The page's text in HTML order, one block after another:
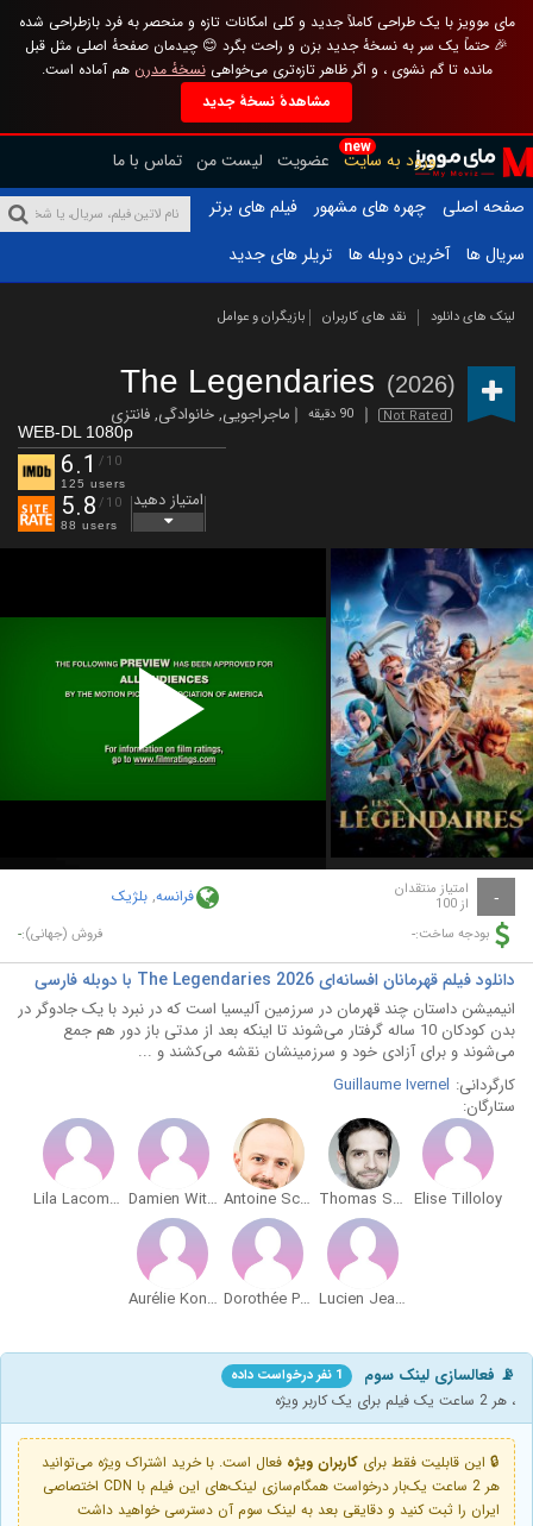
مای موویز با یک طراحی کاملاً جدید و کلی امکانات تازه و منحصر به فرد بازطراحی شده
🎉 حتماً یک سر به نسخهٔ جدید بزن و راحت بگرد 😊 چیدمان صفحهٔ اصلی مثل قبل
مانده تا گم نشوی ، و اگر ظاهر تازه‌تری می‌خواهینسخهٔ مدرن هم آماده است.
مشاهدهٔ نسخهٔ جدید
new
ورود به سایت عضویت لیست من تماس با ما
صفحه اصلی
چهره های مشهور
فیلم های برتر
سریال ها
آخرین دوبله ها تریلر های جدید
لینک های دانلود نقد های کاربران بازیگران و عوامل
The Legendaries (2026)
Not Rated 90 دقیقه ماجراجویی,خانوادگی,فانتزی
WEB-DL 1080p
6.1 /10
125 users
5.8 /10
88 users
امتیاز دهید
Play
Video
- امتیاز منتقدان
از 100 فرانسه, بلژیک
بودجه ساخت:- فروش (جهانی):-
دانلود فیلم قهرمانان افسانه‌ای The Legendaries 2026 با دوبله فارسی
انیمیشن داستان چند قهرمان در سرزمین آلیسیا است که در نبرد با یک جادوگر در
بدن کودکان 10 ساله گرفتار می‌شوند تا اینکه بعد از مدتی باز دور هم جمع
می‌شوند و برای آزادی خود و سرزمینشان نقشه می‌کشند و ...
کارگردانی: Guillaume Ivernel
ستارگان:
Elise Tilloloy
Thomas Sagols
Antoine Schoumsky
Damien Witecka
Lila Lacombe
Lucien Jean-Baptiste
Dorothée Pousséo
Aurélie Konaté
📡 فعالسازی لینک سوم 1 نفر درخواست داده
، هر 2 ساعت یک فیلم برای یک کاربر ویژه
🔒 این قابلیت فقط برای کاربران ویژه فعال است. با خرید اشتراک ویژه می‌توانید
هر 2 ساعت یک‌بار درخواست همگام‌سازی لینک‌های این فیلم با CDN اختصاصی
ایران را ثبت کنید و دقایقی بعد به لینک سوم آن دسترسی خواهید داشت